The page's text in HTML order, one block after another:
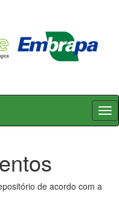
de acordo com a